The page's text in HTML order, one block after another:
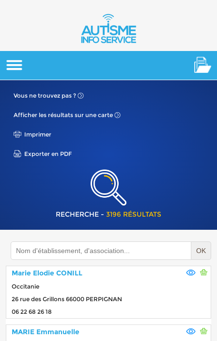
Vous ne trouvez pas ?
Afficher les résultats sur une carte
Imprimer
Exporter en PDF
RECHERCHE - 3196 RÉSULTATS
OK
Marie Elodie CONILL
Occitanie
26 rue des Grillons 66000 PERPIGNAN
06 22 68 26 18
MARIE Emmanuelle